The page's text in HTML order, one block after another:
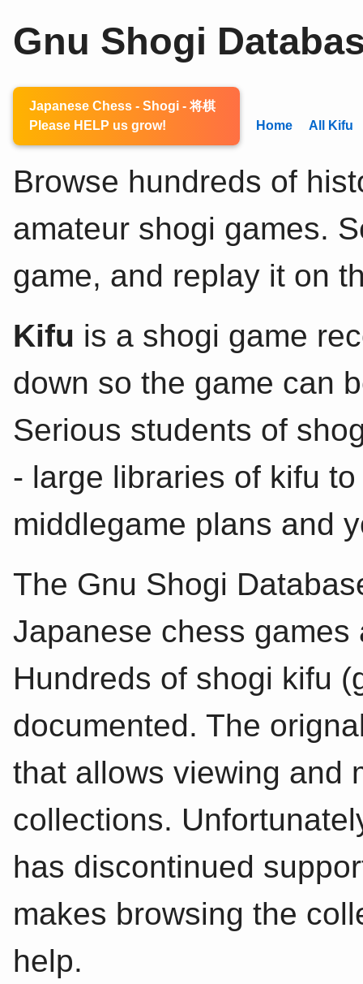
Gnu Shogi
Japanese Chess - Shogi - 将棋
Please HELP us grow!
Home All Kifu
Browse hundreds of
amateur shogi games.
game, and replay it on
Kifu is a shogi game
down so the game can
Serious students of
- large libraries of kifu
middlegame plans and
The Gnu Shogi
Japanese chess
Hundreds of shogi kifu
documented. The
that allows viewing and
collections.
has discontinued
makes browsing the
help.